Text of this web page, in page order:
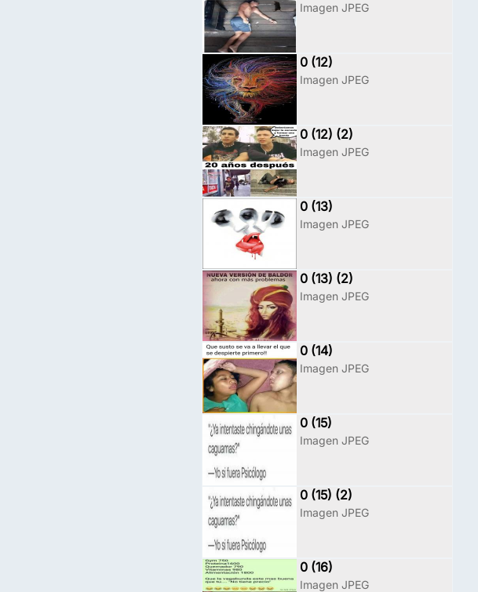
Imagen JPEG
0 (12)
Imagen JPEG
0 (12) (2)
Imagen JPEG
0 (13)
Imagen JPEG
0 (13) (2)
Imagen JPEG
0 (14)
Imagen JPEG
0 (15)
Imagen JPEG
0 (15) (2)
Imagen JPEG
0 (16)
Imagen JPEG